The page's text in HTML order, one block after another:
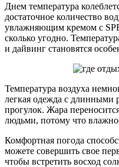
Днем температура
достаточное количество
увлажняющим кремом с
сколько угодно.
и дайвинг становятся
Температура воздуха
легкая одежда с длинными
прогулок. Жара
людьми, потому что
Комфортная погода
можете совершить свое
чтобы встретить восход